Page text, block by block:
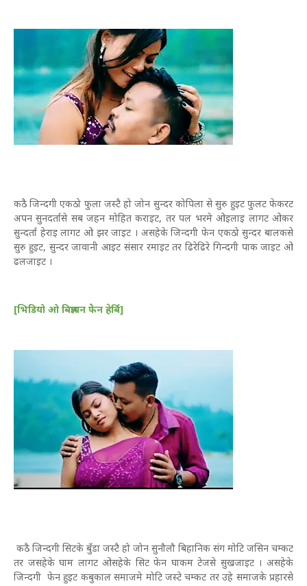
कठै जिन्दगी एकठो फुला जस्टै हो जोन सुन्दर कोपिला से सुरु हुइट फुलट फेकरट
अपन सुनदर्तासे सब जहन मोहित कराइट, तर पल भरमे ओइलाइ लागट ओकर
सुन्दर्ता हेराइ लागट ओ झर जाइट । असहेके जिन्दगी फेन एकठो सुन्दर बालकसे
सुरु हुइट, सुन्दर जावानी आइट संसार रमाइट तर ढिरेढिरे गिन्दगी पाक जाइट ओ
ढलजाइट ।
[भिडियो ओ बिज्ञापन फेेन हेर्बि]
कठै जिन्दगी सिटके बुँडा जस्टै हो जोन सुनौलौ बिहानिक संग मोटि जसिन चम्कट
तर जसहेके घाम लागट ओसहेके सिट फेन घाकम टेजसे सुखजाइट । असहेके
जिन्दगी फेन हुइट कबुकाल समाजमे मोटि जस्टे चम्कट तर उहे समाजके प्रहारसे